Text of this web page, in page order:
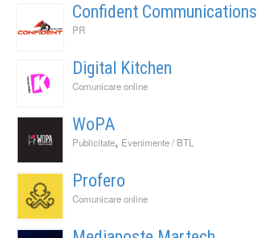
Confident Communications
PR
Digital Kitchen
Comunicare online
WoPA
Publicitate, Evenimente / BTL
Profero
Comunicare online